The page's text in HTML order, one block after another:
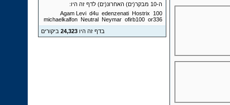
ה-10 מבקר(ים) האחרונ(ים) לדף זה היו:
100
Agam Levi d4u edenzenati Hostrix
michaelkalfon Neutral Neymar ofirb100 or336
בדף זה היו24,323 ביקורים